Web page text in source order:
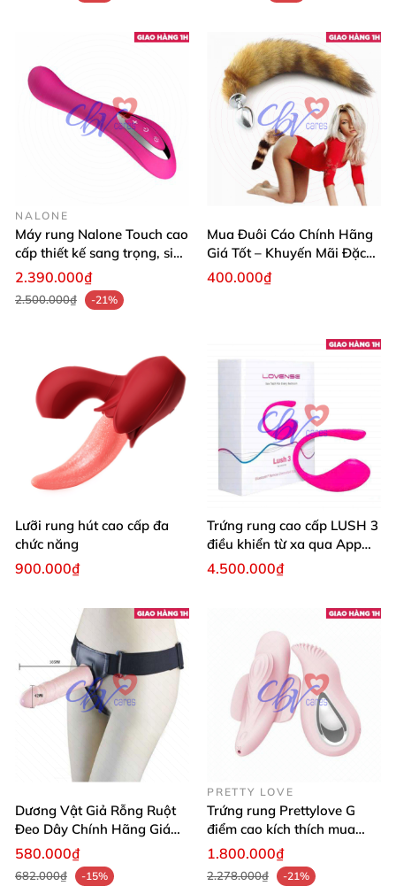
NALONE
Máy rung Nalone Touch cao
cấp thiết kế sang trọng, siêu
mượt
2.390.000₫
2.500.000₫ -21%
Mua Đuôi Cáo Chính Hãng
Giá Tốt – Khuyến Mãi Đặc
Biệt Hôm Nay
400.000₫
Lưỡi rung hút cao cấp đa
chức năng
900.000₫
Trứng rung cao cấp LUSH 3
điều khiển từ xa qua App
điện thoại
4.500.000₫
Dương Vật Giả Rỗng Ruột
Đeo Dây Chính Hãng Giá
Tốt
580.000₫
682.000₫ -15%
PRETTY LOVE
Trứng rung Prettylove G
điểm cao kích thích mua
ngay
1.800.000₫
2.278.000₫ -21%